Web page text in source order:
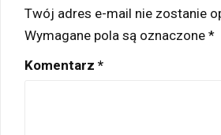
Twój adres e-mail nie zostanie
Wymagane pola są oznaczone *
Komentarz *